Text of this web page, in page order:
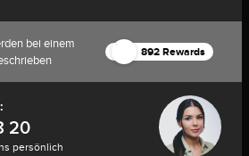
bei einem
892 Rewards
20
persönlich